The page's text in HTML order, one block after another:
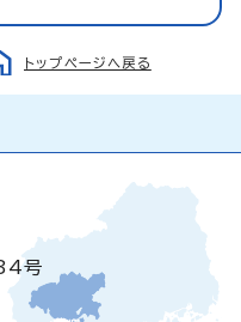
トップページへ戻る
号